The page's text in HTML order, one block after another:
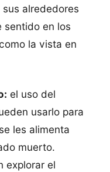
alrededores
sentido en los
la vista en
el uso del
usarlo para
les alimenta
muerto.
explorar el